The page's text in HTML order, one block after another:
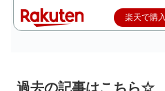
楽天で購入
過去の記事はこちら☆